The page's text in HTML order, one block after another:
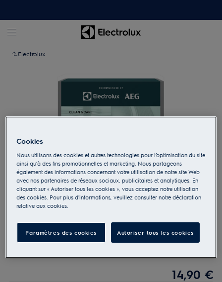
Electrolux
Appuyez pour zoomer
M2GCP601
Clean and Care - 3 in 1
14,90 €
Cookies
Nous utilisons des cookies et autres technologies pour l’optimisation du site
ainsi qu’à des fins promotionnelles et marketing. Nous partageons
également des informations concernant votre utilisation de notre site Web
avec nos partenaires de réseaux sociaux, publicitaires et analytiques. En
cliquant sur « Autoriser tous les cookies », vous acceptez notre utilisation
des cookies. Pour plus d'informations, veuillez consulter notre déclaration
relative aux cookies.
Paramètres des cookies Autoriser tous les cookies